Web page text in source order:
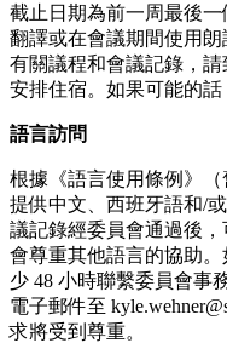
截止日期為前一周最後
翻譯或在會議期間使用
有關議程和會議記錄，請
安排住宿。如果可能的
語言訪問
根據《語言使用條例》
提供中文、西班牙語和/
議記錄經委員會通過後
會尊重其他語言的協助
少 48 小時聯繫委員會事
電子郵件至
求將受到尊重。